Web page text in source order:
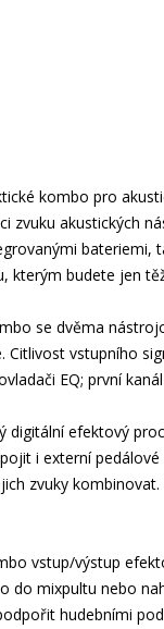
kombo pro
zvuku akustických
bateriemi,
kterým budete jen
se dvěma
Citlivost vstupního
EQ; první
digitální efektový
i externí
zvuky
vstup/výstup
do mixpultu nebo
hudebními